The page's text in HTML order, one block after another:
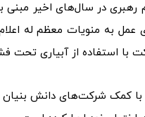
رهبری در سال‌های اخیر مبنی
با استفاده از آبیاری تحت
با کمک شرکت‌های دانش بنیان